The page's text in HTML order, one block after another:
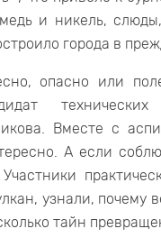
и никель,
города в
опасно или
Вместе с
А если
узнали, почему
тайн